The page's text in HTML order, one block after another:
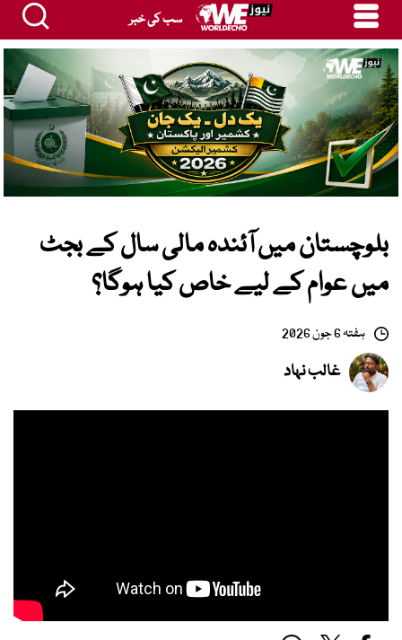
سب کی خبر
بلوچستان میں آئندہ مالی سال کے بجٹ
میں عوام کے لیے خاص کیا ہوگا؟
ہفتہ 6 جون 2026
غالب نہاد